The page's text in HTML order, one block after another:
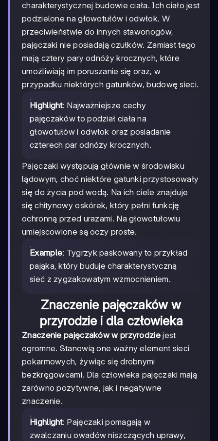
charakterystycznej budowie ciała. Ich ciało jest
podzielone na głowotułów i odwłok. W
przeciwieństwie do innych stawonogów,
pajęczaki nie posiadają czułków. Zamiast tego
mają cztery pary odnóży krocznych, które
umożliwiają im poruszanie się oraz, w
przypadku niektórych gatunków, budowę sieci.
Highlight: Najważniejsze cechy
pajęczaków to podział ciała na
głowotułów i odwłok oraz posiadanie
czterech par odnóży krocznych.
Pajęczaki występują głównie w środowisku
lądowym, choć niektóre gatunki przystosowały
się do życia pod wodą. Na ich ciele znajduje
się chitynowy oskórek, który pełni funkcję
ochronną przed urazami. Na głowotułowiu
umiejscowione są oczy proste.
Example: Tygrzyk paskowany to przykład
pająka, który buduje charakterystyczną
sieć z zygzakowatym wzmocnieniem.
Znaczenie pajęczaków w
przyrodzie i dla człowieka
Znaczenie pajęczaków w przyrodziejest
ogromne. Stanowią one ważny element sieci
pokarmowych, żywiąc się drobnymi
bezkręgowcami. Dla człowieka pajęczaki mają
zarówno pozytywne, jak i negatywne
znaczenie.
Highlight: Pajęczaki pomagają w
zwalczaniu owadów niszczących uprawy,